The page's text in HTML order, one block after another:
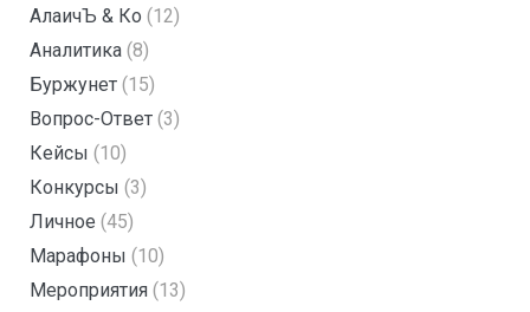
АлаичЪ & Ко (12)
Аналитика (8)
Буржунет (15)
Вопрос-Ответ (3)
Кейсы (10)
Конкурсы (3)
Личное (45)
Марафоны (10)
Мероприятия (13)